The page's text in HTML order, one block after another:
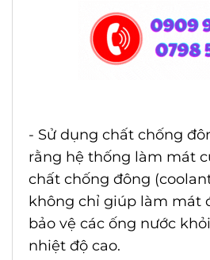
- Sử dụng chất chống
rằng hệ thống làm mát
chất chống đông
không chỉ giúp làm mát
bảo vệ các ống nước
nhiệt độ cao.